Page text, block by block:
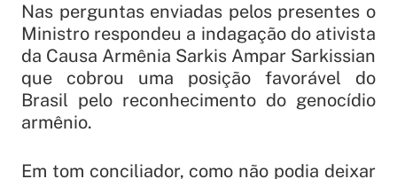
Nas perguntas enviadas pelos presentes o
Ministro respondeu a indagação do ativista
da Causa Armênia Sarkis Ampar Sarkissian
que cobrou uma posição favorável do
Brasil pelo reconhecimento do genocídio
armênio.
Em tom conciliador, como não podia deixar